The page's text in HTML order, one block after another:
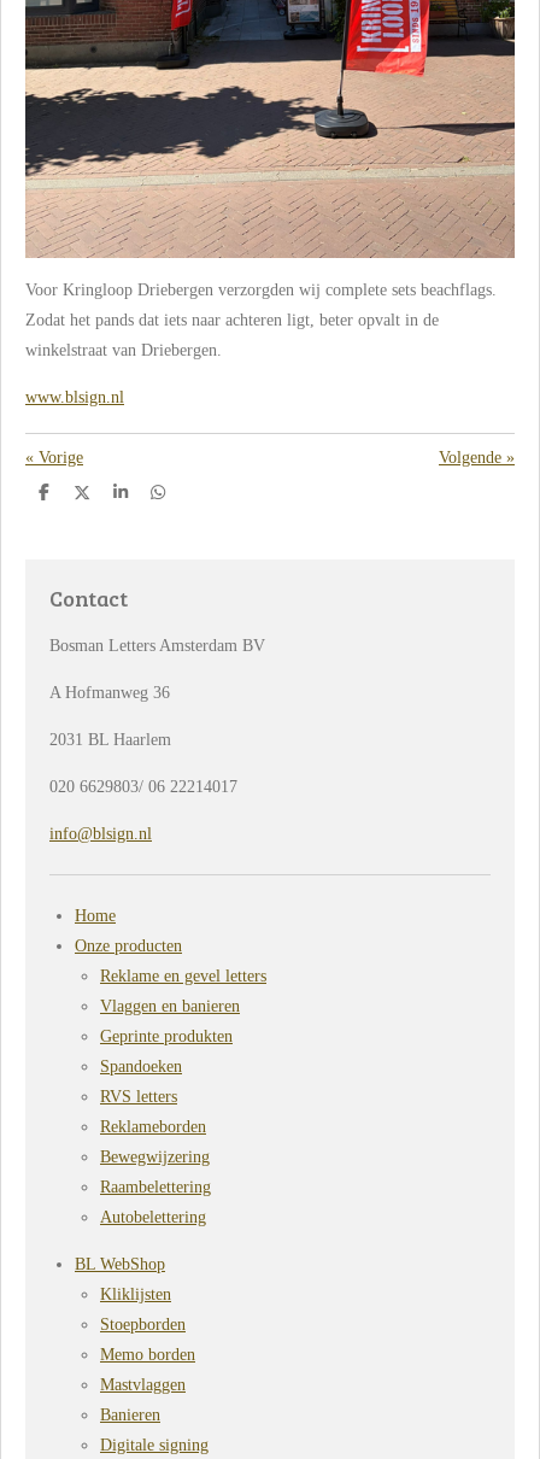
Voor Kringloop Driebergen verzorgden wij complete sets beachflags.
Zodat het pands dat iets naar achteren ligt, beter opvalt in de
winkelstraat van Driebergen.
www.blsign.nl
« Vorige Volgende »
D
D
S
D
Contact
Bosman Letters Amsterdam BV
A Hofmanweg 36
2031 BL Haarlem
020 6629803/ 06 22214017
info@blsign.nl
Home
Onze producten
Reklame en gevel letters
Vlaggen en banieren
Geprinte produkten
Spandoeken
RVS letters
Reklameborden
Bewegwijzering
Raambelettering
Autobelettering
BL WebShop
Kliklijsten
Stoepborden
Memo borden
Mastvlaggen
Banieren
Digitale signing